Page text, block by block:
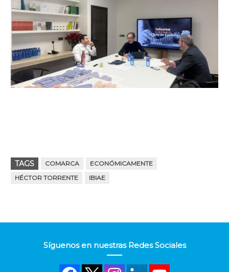
TAGS COMARCA
ECONÓMICAMENTE
HÉCTOR TORRENTE
IBIAE
Síguenos en nuestras Redes Sociales